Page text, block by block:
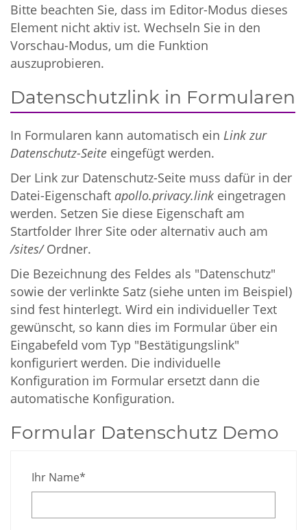
Bitte beachten Sie, dass im Editor-Modus dieses
Element nicht aktiv ist. Wechseln Sie in den
Vorschau-Modus, um die Funktion
auszuprobieren.
Datenschutzlink in Formularen
In Formularen kann automatisch ein Link zur
Datenschutz-Seite eingefügt werden.
Der Link zur Datenschutz-Seite muss dafür in der
Datei-Eigenschaft apollo.privacy.link eingetragen
werden. Setzen Sie diese Eigenschaft am
Startfolder Ihrer Site oder alternativ auch am
/sites/Ordner.
Die Bezeichnung des Feldes als "Datenschutz"
sowie der verlinkte Satz (siehe unten im Beispiel)
sind fest hinterlegt. Wird ein individueller Text
gewünscht, so kann dies im Formular über ein
Eingabefeld vom Typ "Bestätigungslink"
konfiguriert werden. Die individuelle
Konfiguration im Formular ersetzt dann die
automatische Konfiguration.
Formular Datenschutz Demo
Ihr Name*